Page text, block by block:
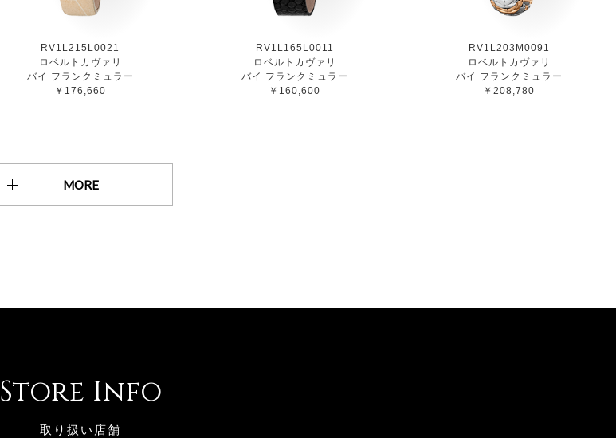
RV1L215L0021
ロベルトカヴァリ
バイ フランクミュラー
￥176,660
RV1L165L0011
ロベルトカヴァリ
バイ フランクミュラー
￥160,600
RV1L203M0091
ロベルトカヴァリ
バイ フランクミュラー
￥208,780
MORE
Store Info
取り扱い店舗